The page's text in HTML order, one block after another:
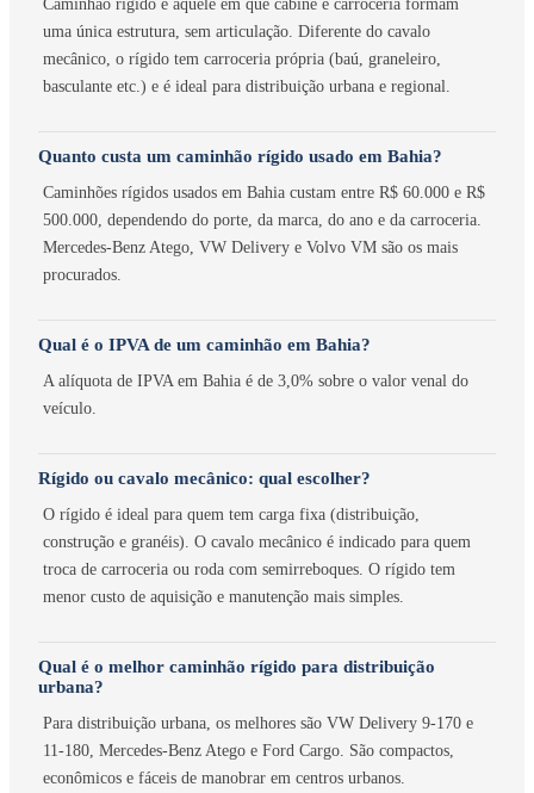
Caminhão rígido é aquele em que cabine e carroceria formam
uma única estrutura, sem articulação. Diferente do cavalo
mecânico, o rígido tem carroceria própria (baú, graneleiro,
basculante etc.) e é ideal para distribuição urbana e regional.
Quanto custa um caminhão rígido usado em Bahia?
Caminhões rígidos usados em Bahia custam entre R$ 60.000 e R$
500.000, dependendo do porte, da marca, do ano e da carroceria.
Mercedes-Benz Atego, VW Delivery e Volvo VM são os mais
procurados.
Qual é o IPVA de um caminhão em Bahia?
A alíquota de IPVA em Bahia é de 3,0% sobre o valor venal do
veículo.
Rígido ou cavalo mecânico: qual escolher?
O rígido é ideal para quem tem carga fixa (distribuição,
construção e granéis). O cavalo mecânico é indicado para quem
troca de carroceria ou roda com semirreboques. O rígido tem
menor custo de aquisição e manutenção mais simples.
Qual é o melhor caminhão rígido para distribuição
urbana?
Para distribuição urbana, os melhores são VW Delivery 9-170 e
11-180, Mercedes-Benz Atego e Ford Cargo. São compactos,
econômicos e fáceis de manobrar em centros urbanos.